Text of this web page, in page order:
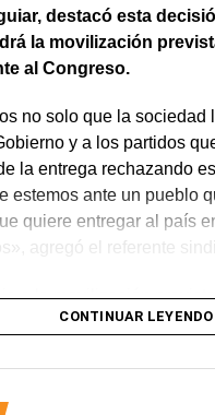
destacó esta
la movilización
al Congreso.
no solo que la sociedad
y a los partidos
la entrega rechazando
estemos ante un pueblo
quiere entregar al país
agregó el referente
a la movilización
«a Milei se le están
seguir repudiando a los
su representación,
CONTINUAR LEYENDO